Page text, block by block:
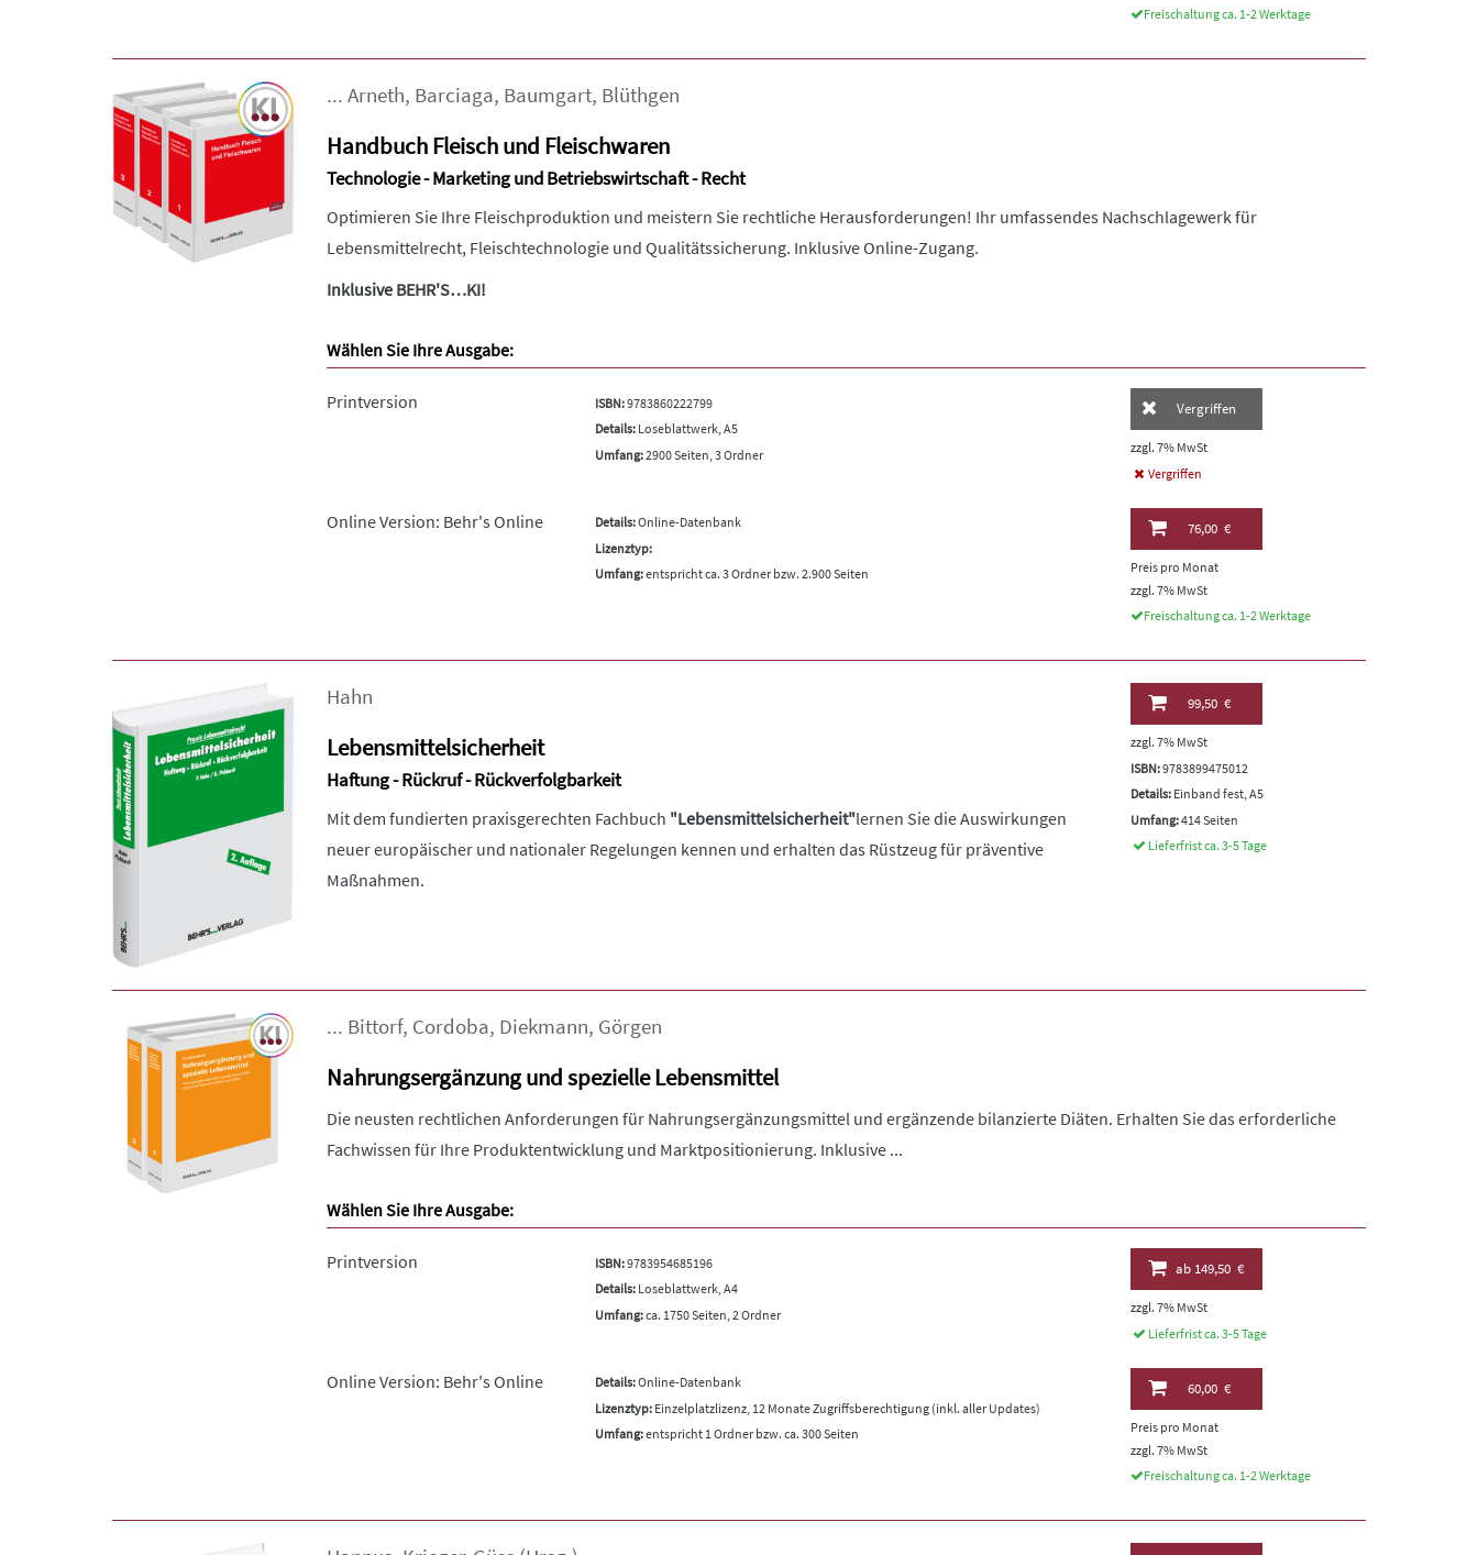
Freischaltung ca. 1-2 Werktage
... Arneth, Barciaga, Baumgart, Blüthgen
Handbuch Fleisch und Fleischwaren
Technologie - Marketing und Betriebswirtschaft - Recht
Optimieren Sie Ihre Fleischproduktion und meistern Sie rechtliche Herausforderungen! Ihr umfassendes Nachschlagewerk für
Lebensmittelrecht, Fleischtechnologie und Qualitätssicherung. Inklusive Online-Zugang.
Inklusive BEHR'S…KI!
Wählen Sie Ihre Ausgabe:
Printversion ISBN:9783860222799
Details:Loseblattwerk, A5
Umfang:2900 Seiten, 3 Ordner
Vergriffen
zzgl. 7% MwSt
Vergriffen
Online Version: Behr's Online Details:Online-Datenbank
Lizenztyp:
Umfang:entspricht ca. 3 Ordner bzw. 2.900 Seiten
76,00 €
Preis pro Monat
zzgl. 7% MwSt
Freischaltung ca. 1-2 Werktage
Hahn
Lebensmittelsicherheit
Haftung - Rückruf - Rückverfolgbarkeit
Mit dem fundierten praxisgerechten Fachbuch "Lebensmittelsicherheit"lernen Sie die Auswirkungen
neuer europäischer und nationaler Regelungen kennen und erhalten das Rüstzeug für präventive
Maßnahmen.
99,50 €
zzgl. 7% MwSt
ISBN:9783899475012
Details: Einband fest, A5
Umfang:414 Seiten
Lieferfrist ca. 3-5 Tage
... Bittorf, Cordoba, Diekmann, Görgen
Nahrungsergänzung und spezielle Lebensmittel
Die neusten rechtlichen Anforderungen für Nahrungsergänzungsmittel und ergänzende bilanzierte Diäten. Erhalten Sie das erforderliche
Fachwissen für Ihre Produktentwicklung und Marktpositionierung. Inklusive ...
Wählen Sie Ihre Ausgabe:
Printversion ISBN:9783954685196
Details:Loseblattwerk, A4
Umfang:ca. 1750 Seiten, 2 Ordner
ab149,50 €
zzgl. 7% MwSt
Lieferfrist ca. 3-5 Tage
Online Version: Behr's Online Details:Online-Datenbank
Lizenztyp:Einzelplatzlizenz, 12 Monate Zugriffsberechtigung (inkl. aller Updates)
Umfang:entspricht 1 Ordner bzw. ca. 300 Seiten
60,00 €
Preis pro Monat
zzgl. 7% MwSt
Freischaltung ca. 1-2 Werktage